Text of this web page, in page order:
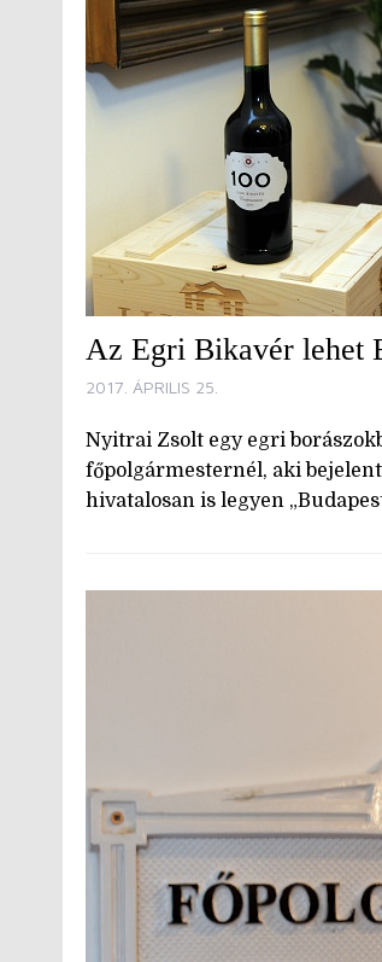
Az Egri Bikavér lehet
2017. ÁPRILIS 25.
Nyitrai Zsolt egy egri
főpolgármesternél, aki
hivatalosan is legyen